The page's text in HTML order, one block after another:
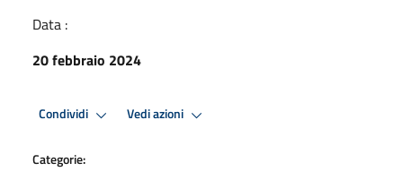
Data :
20 febbraio 2024
Condividi Vedi azioni
Categorie: